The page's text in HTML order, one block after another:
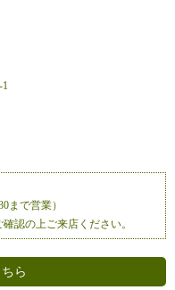
1
まで営業）
認の上ご来店ください。
ら